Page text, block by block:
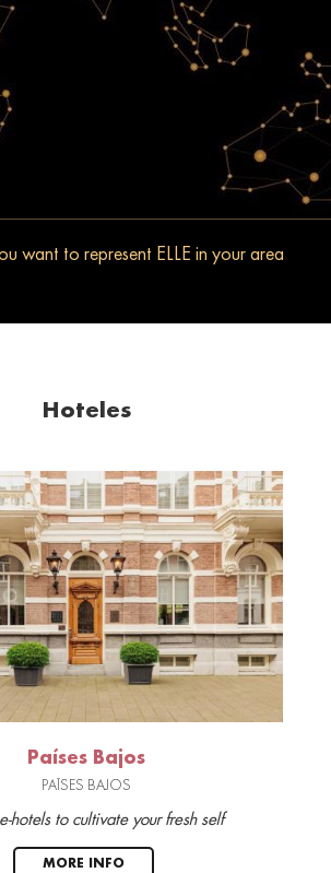
want to represent ELLE in your area
Hoteles
Países Bajos
PAÍSES BAJOS
hotels to cultivate your fresh self
MORE INFO